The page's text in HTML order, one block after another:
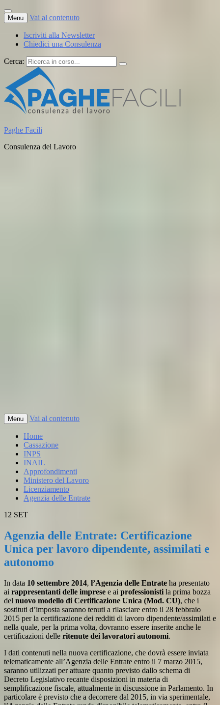
Menu Vai al contenuto
Iscriviti alla Newsletter
Chiedici una Consulenza
Cerca:
Paghe Facili
Consulenza del Lavoro
Menu Vai al contenuto
Home
Cassazione
INPS
INAIL
Approfondimenti
Ministero del Lavoro
Licenziamento
Agenzia delle Entrate
12 SET
Agenzia delle Entrate: Certificazione
Unica per lavoro dipendente, assimilati e
autonomo
In data 10 settembre 2014, l’Agenzia delle Entrate ha presentato
ai rappresentanti delle imprese e ai professionisti la prima bozza
del nuovo modello di Certificazione Unica (Mod. CU), che i
sostituti d’imposta saranno tenuti a rilasciare entro il 28 febbraio
2015 per la certificazione dei redditi di lavoro dipendente/assimilati e
nella quale, per la prima volta, dovranno essere inserite anche le
certificazioni delle ritenute dei lavoratori autonomi.
I dati contenuti nella nuova certificazione, che dovrà essere inviata
telematicamente all’Agenzia delle Entrate entro il 7 marzo 2015,
saranno utilizzati per attuare quanto previsto dallo schema di
Decreto Legislativo recante disposizioni in materia di
semplificazione fiscale, attualmente in discussione in Parlamento. In
particolare è previsto che a decorrere dal 2015, in via sperimentale,